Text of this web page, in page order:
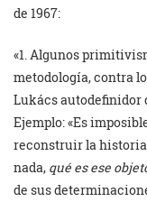
de 1967:
«1. Algunos
metodología, contra
Lukács autodefinidor
Ejemplo: «Es
reconstruir la historia
nada, qué es ese
de sus